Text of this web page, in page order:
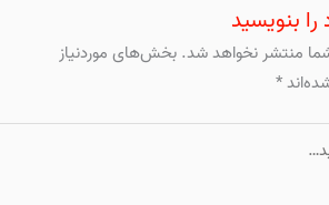
بنویسید
منتشر نخواهد شد. بخش‌های موردنیاز
*